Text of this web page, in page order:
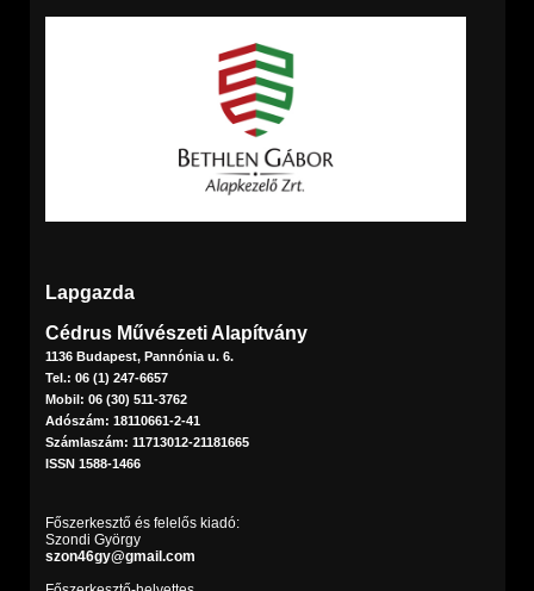
Lapgazda
Cédrus Művészeti Alapítvány
1136 Budapest, Pannónia u. 6.
Tel.: 06 (1) 247-6657
Mobil: 06 (30) 511-3762
Adószám: 18110661-2-41
Számlaszám: 11713012-21181665
ISSN 1588-1466
Főszerkesztő és felelős kiadó:
Szondi György
szon46gy@gmail.com